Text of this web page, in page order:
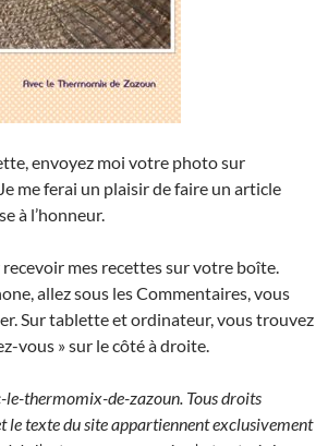
envoyez moi votre photo sur
me ferai un plaisir de faire un article
à l’honneur.
mes recettes sur votre boîte.
allez sous les Commentaires, vous
Sur tablette et ordinateur, vous trouvez
vous » sur le côté à droite.
thermomix-de-zazoun. Tous droits
le texte du site appartiennent exclusivement